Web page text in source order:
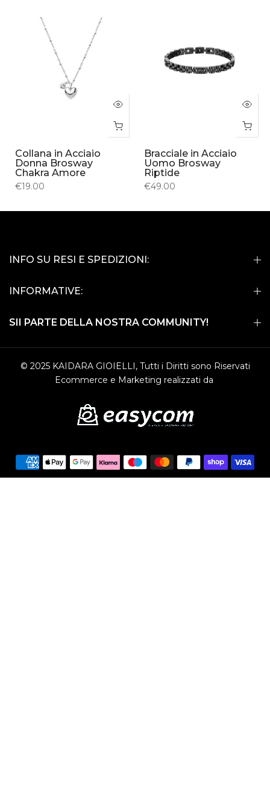
Collana in Acciaio
Donna Brosway
Chakra Amore
€19.00
Bracciale in Acciaio
Uomo Brosway
Riptide
€49.00
INFO SU RESI E SPEDIZIONI:
INFORMATIVE:
SII PARTE DELLA NOSTRA COMMUNITY!
© 2025 KAIDARA GIOIELLI, Tutti i Diritti sono Riservati
Ecommerce e Marketing realizzati da